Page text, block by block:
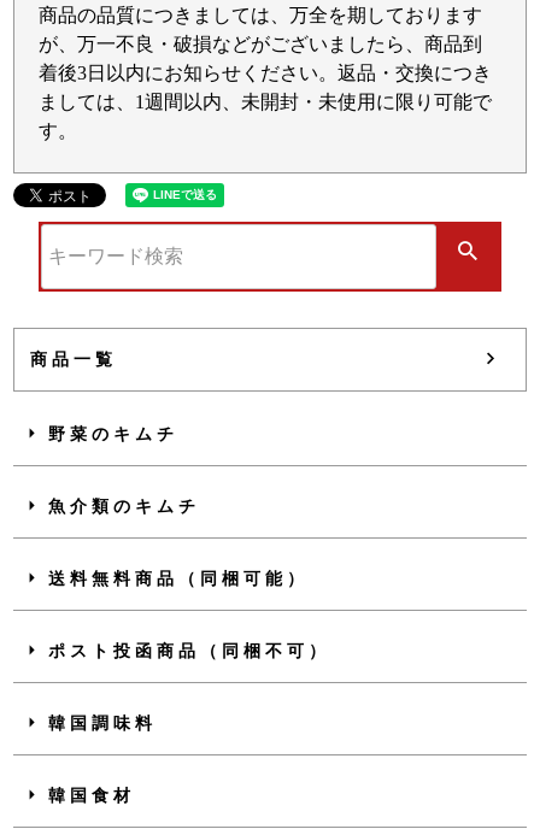
商品一覧
野菜のキムチ
魚介類のキムチ
送料無料商品（同梱可能）
ポスト投函商品（同梱不可）
韓国調味料
韓国食材
商品の品質につきましては、万全を期しております
が、万一不良・破損などがございましたら、商品到
着後3日以内にお知らせください。返品・交換につき
ましては、1週間以内、未開封・未使用に限り可能で
す。